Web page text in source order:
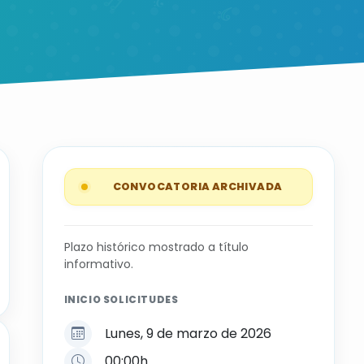
CONVOCATORIA ARCHIVADA
Plazo histórico mostrado a título
informativo.
INICIO SOLICITUDES
Lunes, 9 de marzo de 2026